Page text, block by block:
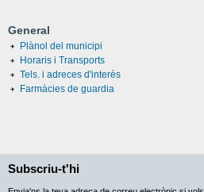
General
Plànol del municipi
Horaris i Transports
Tels. i adreces d'interès
Farmàcies de guardia
Subscriu-t'hi